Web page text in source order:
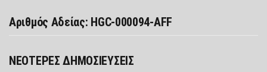
Αριθμός Αδείας: HGC-000094-AFF
ΝΕΟΤΕΡΕΣ ΔΗΜΟΣΙΕΥΣΕΙΣ